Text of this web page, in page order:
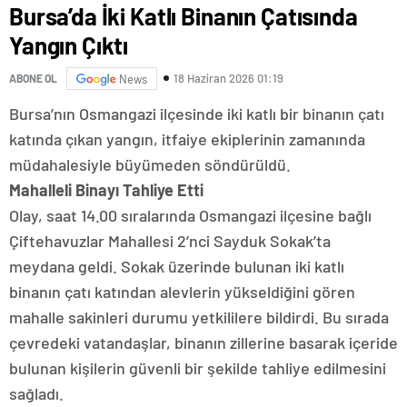
Bursa’da İki Katlı Binanın Çatısında
Yangın Çıktı
ABONE OL News 18 Haziran 2026 01:19
Bursa’nın Osmangazi ilçesinde iki katlı bir binanın çatı
katında çıkan yangın, itfaiye ekiplerinin zamanında
müdahalesiyle büyümeden söndürüldü.
Mahalleli Binayı Tahliye Etti
Olay, saat 14.00 sıralarında Osmangazi ilçesine bağlı
Çiftehavuzlar Mahallesi 2’nci Sayduk Sokak’ta
meydana geldi. Sokak üzerinde bulunan iki katlı
binanın çatı katından alevlerin yükseldiğini gören
mahalle sakinleri durumu yetkililere bildirdi. Bu sırada
çevredeki vatandaşlar, binanın zillerine basarak içeride
bulunan kişilerin güvenli bir şekilde tahliye edilmesini
sağladı.